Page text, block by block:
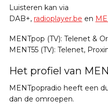
Luisteren kan via
DAB+, radioplayer.be en
MENTpop (TV): Telenet &
MENT55 (TV): Telenet,
Het profiel van
MENTpopradio heeft een
dan de omroepen.